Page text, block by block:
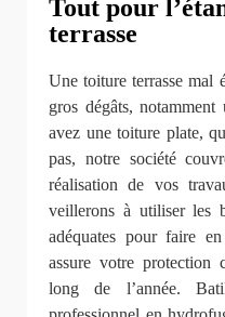
Tout pour
terrasse
Une toiture terrasse mal
gros dégâts,
avez une toiture plate,
pas, notre société
réalisation de vos
veillerons à utiliser les
adéquates pour faire
assure votre protection
long de l’année.